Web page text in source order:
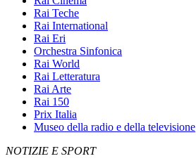
Rai Teche
Rai International
Rai Eri
Orchestra Sinfonica
Rai World
Rai Letteratura
Rai Arte
Rai 150
Prix Italia
Museo della radio e della televisione
NOTIZIE E SPORT